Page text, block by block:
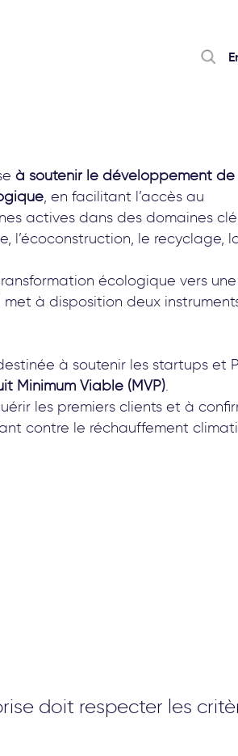
à soutenir le développement de
, en facilitant l’accès au
actives dans des domaines
l’écoconstruction, le recyclage,
écologique vers une
à disposition deux
à soutenir les startups et
Minimum Viable (MVP).
les premiers clients et à
contre le réchauffement
doit respecter les